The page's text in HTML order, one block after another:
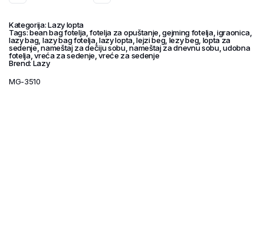
Kategorija:Lazy lopta
Tags:bean bag fotelja,fotelja za opuštanje ,gejming fotelja, igraonica
lazy bag, lazy bag fotelja,lazy lopta,lejzi beg, lezy beg, lopta za
sedenje,nameštaj za dečiju sobu,nameštaj za dnevnu sobu,udobna
fotelja,vreća za sedenje ,vreće za sedenje
Brend:Lazy
MG-3510